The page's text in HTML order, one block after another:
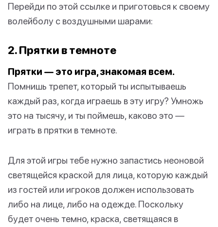
Перейди по этой ссылке и приготовься к своему
волейболу с воздушными шарами:
2. Прятки в темноте
Прятки — это игра, знакомая всем.
Помнишь трепет, который ты испытываешь
каждый раз, когда играешь в эту игру? Умножь
это на тысячу, и ты поймешь, каково это —
играть в прятки в темноте.
Для этой игры тебе нужно запастись неоновой
светящейся краской для лица, которую каждый
из гостей или игроков должен использовать
либо на лице, либо на одежде. Поскольку
будет очень темно, краска, светящаяся в